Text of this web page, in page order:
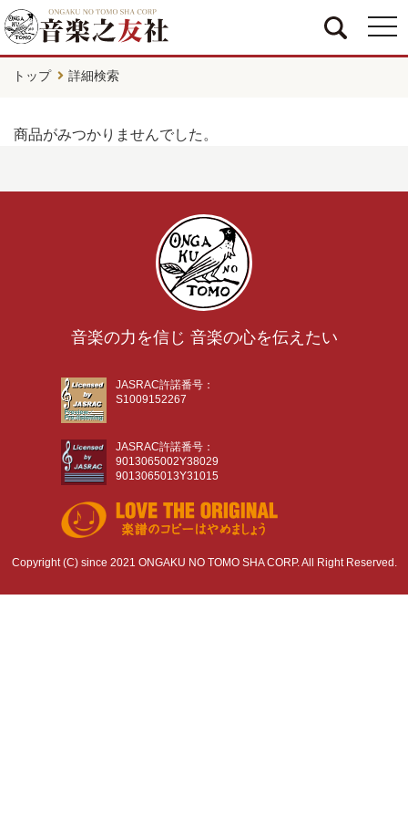
トップ 詳細検索
商品がみつかりませんでした。
音楽の力を信じ 音楽の心を伝えたい
JASRAC許諾番号：
S1009152267
JASRAC許諾番号：
9013065002Y38029
9013065013Y31015
Copyright (C) since 2021 ONGAKU NO TOMO SHA CORP. All Right Reserved.